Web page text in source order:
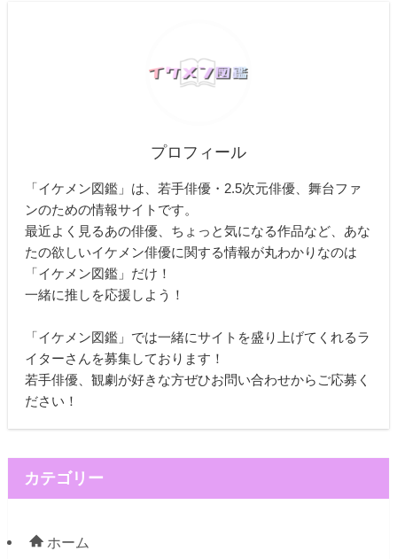
プロフィール
「イケメン図鑑」は、若手俳優・2.5次元俳優、舞台ファ
ンのための情報サイトです。
最近よく見るあの俳優、ちょっと気になる作品など、あな
たの欲しいイケメン俳優に関する情報が丸わかりなのは
「イケメン図鑑」だけ！
一緒に推しを応援しよう！
「イケメン図鑑」では一緒にサイトを盛り上げてくれるラ
イターさんを募集しております！
若手俳優、観劇が好きな方ぜひお問い合わせからご応募く
ださい！
カテゴリー
ホーム